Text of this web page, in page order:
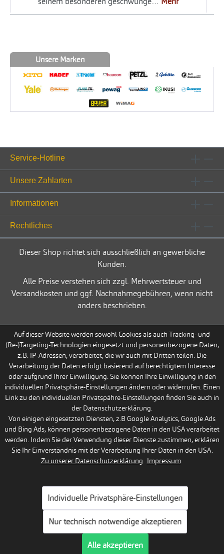
Unsere Marken
Service-Hotline
Unsere Zahlarten
Informationen
Rechtliches
Dieser Shop richtet sich ausschließlich an gewerbliche
Kunden.
Alle Preise verstehen sich zzgl. Mehrwertsteuer und
Versandkosten und ggf. Nachnahmegebühren, wenn nicht
anders beschrieben.
Auf dieser Website werden sowohl Cookies als auch Tracking- und
(Re-)Targeting-Technologien eingesetzt und personenbezogene Daten,
z.B. IP-Adressen, verarbeitet, die wir auch mit Dritten teilen. Die
Verarbeitung der Daten erfolgt basierend auf berechtigtem Interesse
oder aufgrund Ihrer Einwilligung. Sie können Ihre Einwilligung in den
individuellen Privatsphäre-Einstellungen ändern oder widerrufen. Einen
Link zu den individuellen Privatspähre-Einstellungen finden Sie auch in
der Datenschutzerklärung.
Von einigen eingesetzten Diensten, z.B Google Analytics, Google Ads
und Bing Ads, können personenbezogene Daten in den USA verarbeitet
werden. Indem Sie der Verwendung dieser Dienste zustimmen, erklären
Sie Ihr Einverständnis mit der Verarbeitung Ihrer Daten in den USA.
Zu unserer Datenschutzerklärung Impressum
Individuelle Privatsphäre-Einstellungen
Nur technisch notwendige akzeptieren
Alle akzeptieren